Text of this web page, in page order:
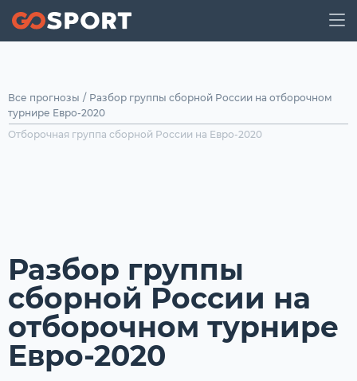
Все прогнозы / Разбор группы сборной России на отборочном
турнире Евро-2020
Отборочная группа сборной России на Евро-2020
Разбор группы
сборной России на
отборочном турнире
Евро-2020